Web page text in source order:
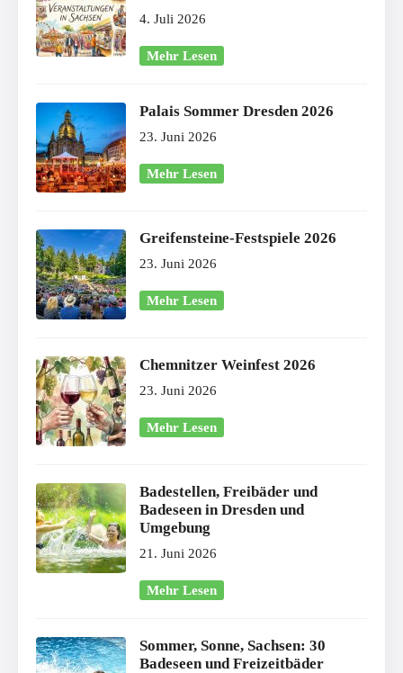
4. Juli 2026
Mehr Lesen
Palais Sommer Dresden 2026
23. Juni 2026
Mehr Lesen
Greifensteine-Festspiele 2026
23. Juni 2026
Mehr Lesen
Chemnitzer Weinfest 2026
23. Juni 2026
Mehr Lesen
Badestellen, Freibäder und
Badeseen in Dresden und
Umgebung
21. Juni 2026
Mehr Lesen
Sommer, Sonne, Sachsen: 30
Badeseen und Freizeitbäder